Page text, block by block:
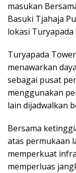
masukan
Basuki Tjahaja
lokasi
Turyapada
menawarkan
sebagai pusat
menggunakan
lain dijadwalkan
Bersama
atas permukaan
memperkuat
memperluas